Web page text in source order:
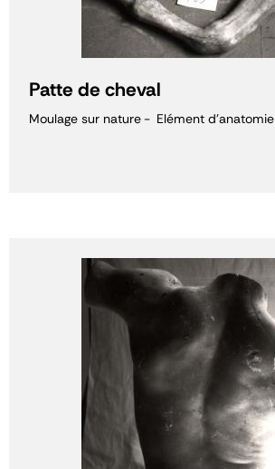
Patte de cheval
Moulage sur nature Elément d'anatomie